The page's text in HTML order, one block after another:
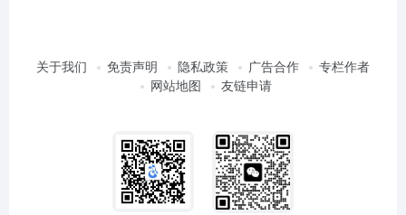
关于我们 免责声明 隐私政策 广告合作
专栏作者
网站地图
友链申请